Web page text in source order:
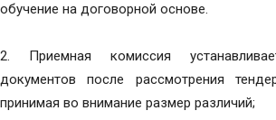
обучение на договорной основе.
2. Приемная комиссия
документов после рассмотрения
принимая во внимание размер различий;